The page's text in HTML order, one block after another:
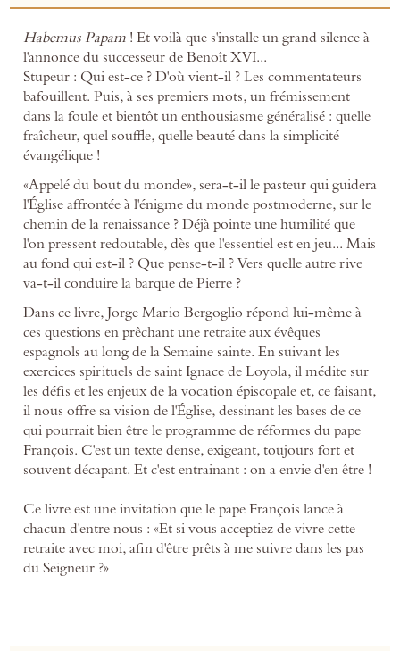
Habemus Papam ! Et voilà que s'installe un grand silence à
l'annonce du successeur de Benoît XVI...
Stupeur : Qui est-ce ? D'où vient-il ? Les commentateurs
bafouillent. Puis, à ses premiers mots, un frémissement
dans la foule et bientôt un enthousiasme généralisé : quelle
fraîcheur, quel souffle, quelle beauté dans la simplicité
évangélique !
«Appelé du bout du monde», sera-t-il le pasteur qui guidera
l'Église affrontée à l'énigme du monde postmoderne, sur le
chemin de la renaissance ? Déjà pointe une humilité que
l'on pressent redoutable, dès que l'essentiel est en jeu... Mais
au fond qui est-il ? Que pense-t-il ? Vers quelle autre rive
va-t-il conduire la barque de Pierre ?
Dans ce livre, Jorge Mario Bergoglio répond lui-même à
ces questions en prêchant une retraite aux évêques
espagnols au long de la Semaine sainte. En suivant les
exercices spirituels de saint Ignace de Loyola, il médite sur
les défis et les enjeux de la vocation épiscopale et, ce faisant,
il nous offre sa vision de l'Église, dessinant les bases de ce
qui pourrait bien être le programme de réformes du pape
François. C'est un texte dense, exigeant, toujours fort et
souvent décapant. Et c'est entrainant : on a envie d'en être !
Ce livre est une invitation que le pape François lance à
chacun d'entre nous : «Et si vous acceptiez de vivre cette
retraite avec moi, afin d'être prêts à me suivre dans les pas
du Seigneur ?»